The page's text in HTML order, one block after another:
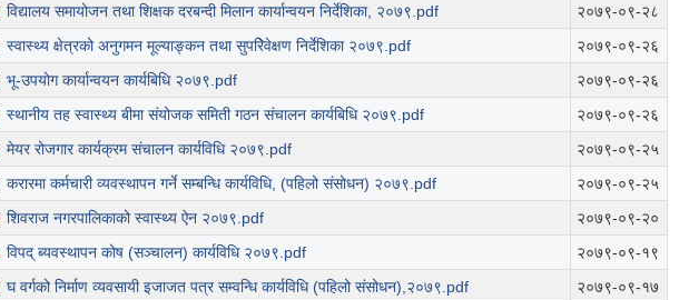
विद्यालय समायोजन तथा शिक्षक दरबन्दी मिलान कार्यान्वयन निर्देशिका, २०७९.pdf
२०७९-०९-२८
स्वास्थ्य क्षेत्रको अनुगमन मूल्याङ्कन तथा सुपरिेवेक्षण निर्देशिका २०७९.pdf
२०७९-०९-२६
भू-उपयोग कार्यान्वयन कार्यबिधि २०७९.pdf
२०७९-०९-२६
स्थानीय तह स्वास्थ्य बीमा संयोजक समिती गठन संचालन कार्यबिधि २०७९.pdf
२०७९-०९-२६
मेयर रोजगार कार्यक्रम संचालन कार्यविधि २०७९.pdf
२०७९-०९-२५
करारमा कर्मचारी व्यवस्थापन गर्ने सम्बन्धि कार्यविधि, (पहिलो संसोधन) २०७९.pdf
२०७९-०९-२५
शिवराज नगरपालिकाको स्वास्थ्य ऐन २०७९.pdf
२०७९-०९-२०
विपद् ब्यवस्थापन कोष (सञ्चालन) कार्यविधि २०७९.pdf
२०७९-०९-१९
घ वर्गको निर्माण व्यवसायी इजाजत पत्र सम्वन्धि कार्यविधि (पहिलो संसोधन),२०७९.pdf
२०७९-०९-१७